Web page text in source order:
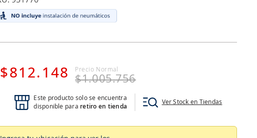
$812. 148 $1.005.756
Este producto solo se encuentra
disponible para retiro en tienda
Ver Stock en Tiendas